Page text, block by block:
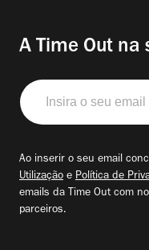
A Time Out na
Insira
o
seu
Ao inserir o seu email
Utilização e Política de
emails da Time Out com
parceiros.